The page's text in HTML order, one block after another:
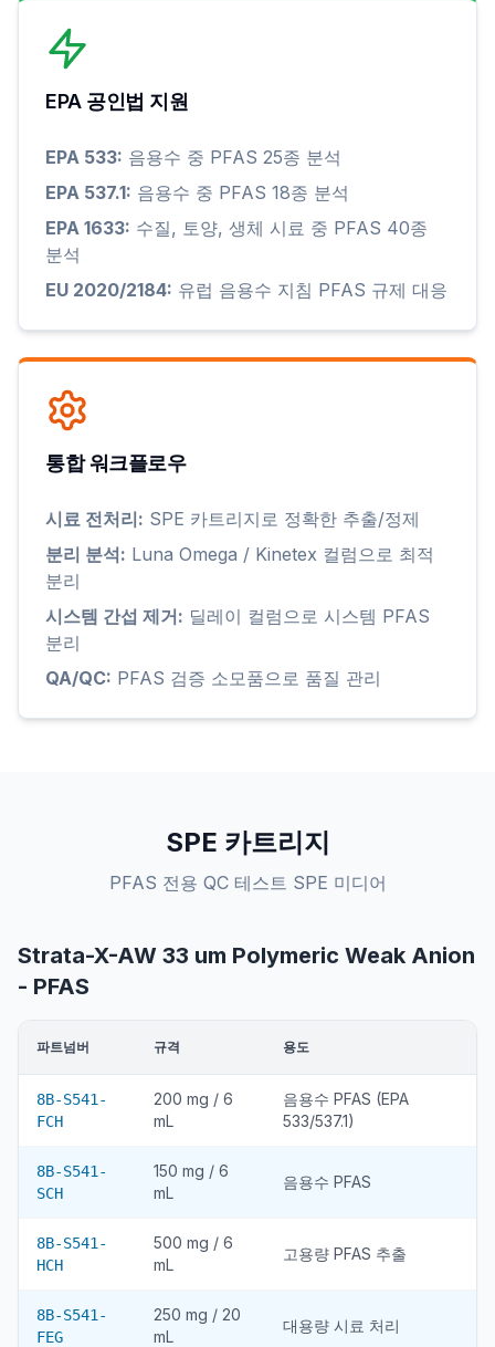
EPA 공인법 지원
EPA 533: 음용수 중 PFAS 25종 분석
EPA 537.1: 음용수 중 PFAS 18종 분석
EPA 1633: 수질, 토양, 생체 시료 중 PFAS 40종
분석
EU 2020/2184: 유럽 음용수 지침 PFAS 규제 대응
통합 워크플로우
시료 전처리: SPE 카트리지로 정확한 추출/정제
분리 분석: Luna Omega / Kinetex 컬럼으로 최적
분리
시스템 간섭 제거: 딜레이 컬럼으로 시스템 PFAS
분리
QA/QC: PFAS 검증 소모품으로 품질 관리
SPE 카트리지
PFAS 전용 QC 테스트 SPE 미디어
Strata-X-AW 33 um Polymeric Weak Anion
- PFAS
파트넘버 규격 용도
8B-S541-
FCH
200 mg / 6
mL
음용수 PFAS (EPA
533/537.1)
8B-S541-
SCH
150 mg / 6
mL
음용수 PFAS
8B-S541-
HCH
500 mg / 6
mL
고용량 PFAS 추출
8B-S541-
FEG
250 mg / 20
mL
대용량 시료 처리